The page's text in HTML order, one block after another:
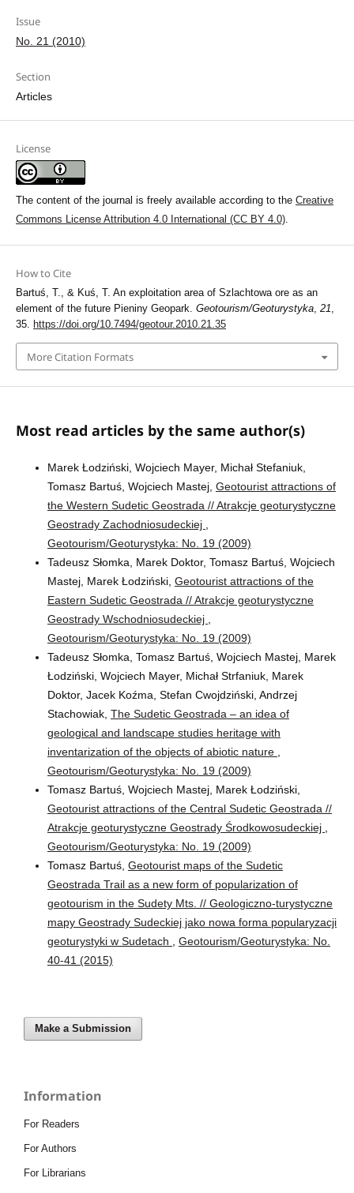
Issue
No. 21 (2010)
Section
Articles
License
The content of the journal is freely available according to the Creative
Commons License Attribution 4.0 International (CC BY 4.0).
How to Cite
Bartuś, T., & Kuś, T. An exploitation area of Szlachtowa ore as an
element of the future Pieniny Geopark. Geotourism/Geoturystyka, 21,
35. https://doi.org/10.7494/geotour.2010.21.35
More Citation Formats
Most read articles by the same author(s)
Marek Łodziński, Wojciech Mayer, Michał Stefaniuk,
Tomasz Bartuś, Wojciech Mastej, Geotourist attractions of
the Western Sudetic Geostrada // Atrakcje geoturystyczne
Geostrady Zachodniosudeckiej
Geotourism/Geoturystyka: No. 19 (2009)
Tadeusz Słomka, Marek Doktor, Tomasz Bartuś, Wojciech
Mastej, Marek Łodziński, Geotourist attractions of the
Eastern Sudetic Geostrada // Atrakcje geoturystyczne
Geostrady Wschodniosudeckiej
Geotourism/Geoturystyka: No. 19 (2009)
Tadeusz Słomka, Tomasz Bartuś, Wojciech Mastej, Marek
Łodziński, Wojciech Mayer, Michał Strfaniuk, Marek
Doktor, Jacek Koźma, Stefan Cwojdziński, Andrzej
Stachowiak, The Sudetic Geostrada – an idea of
geological and landscape studies heritage with
inventarization of the objects of abiotic nature
Geotourism/Geoturystyka: No. 19 (2009)
Tomasz Bartuś, Wojciech Mastej, Marek Łodziński,
Geotourist attractions of the Central Sudetic Geostrada //
Atrakcje geoturystyczne Geostrady Środkowosudeckiej
Geotourism/Geoturystyka: No. 19 (2009)
Tomasz Bartuś, Geotourist maps of the Sudetic
Geostrada Trail as a new form of popularization of
geotourism in the Sudety Mts. // Geologiczno-turystyczne
mapy Geostrady Sudeckiej jako nowa forma popularyzacji
geoturystyki w Sudetach
Geotourism/Geoturystyka: No.
40-41 (2015)
Make a Submission
Information
For Readers
For Authors
For Librarians